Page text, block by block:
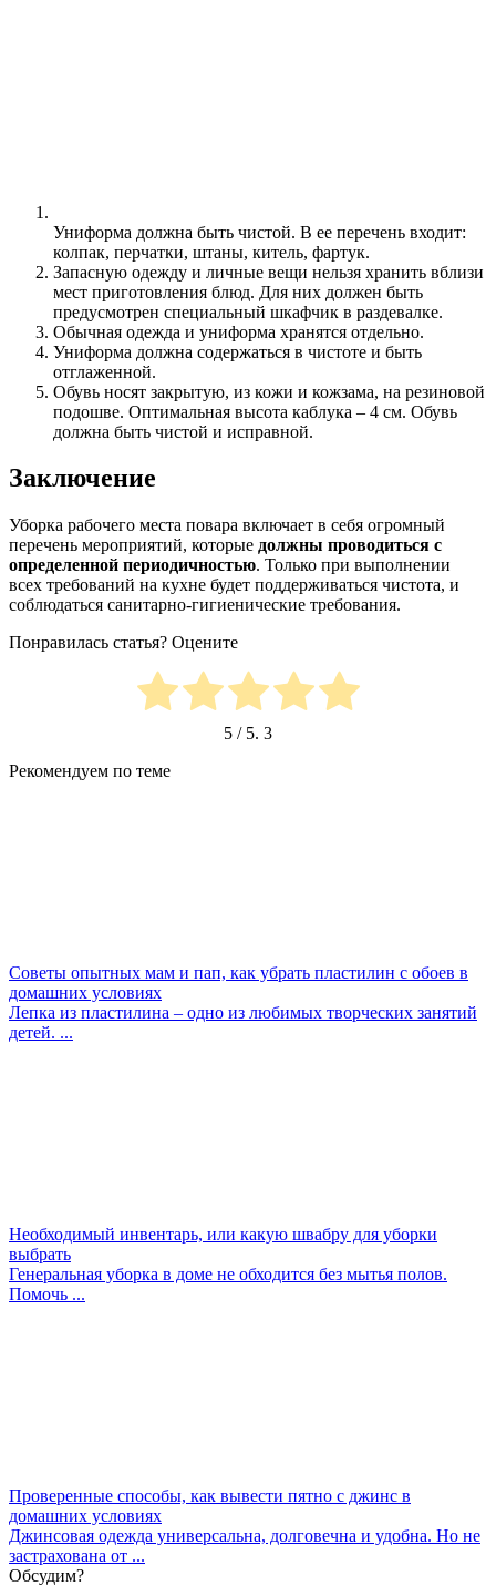
Униформа должна быть чистой. В ее перечень входит:
колпак, перчатки, штаны, китель, фартук.
Запасную одежду и личные вещи нельзя хранить вблизи
мест приготовления блюд. Для них должен быть
предусмотрен специальный шкафчик в раздевалке.
Обычная одежда и униформа хранятся отдельно.
Униформа должна содержаться в чистоте и быть
отглаженной.
Обувь носят закрытую, из кожи и кожзама, на резиновой
подошве. Оптимальная высота каблука – 4 см. Обувь
должна быть чистой и исправной.
Заключение
Уборка рабочего места повара включает в себя огромный
перечень мероприятий, которые должны проводиться с
определенной периодичностью. Только при выполнении
всех требований на кухне будет поддерживаться чистота, и
соблюдаться санитарно-гигиенические требования.
Понравилась статья? Оцените
5 / 5. 3
Рекомендуем по теме
Советы опытных мам и пап, как убрать пластилин с обоев в
домашних условиях
Лепка из пластилина – одно из любимых творческих занятий
детей. ...
Необходимый инвентарь, или какую швабру для уборки
выбрать
Генеральная уборка в доме не обходится без мытья полов.
Помочь ...
Проверенные способы, как вывести пятно с джинс в
домашних условиях
Джинсовая одежда универсальна, долговечна и удобна. Но не
застрахована от ...
Обсудим?